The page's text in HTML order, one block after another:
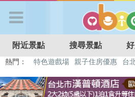
APP登入
首 頁
附近景點 搜尋景點
熱門： 特色遊戲場 親子住房優惠 台